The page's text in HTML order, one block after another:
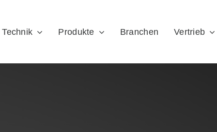
Technik Produkte Branchen Vertrieb